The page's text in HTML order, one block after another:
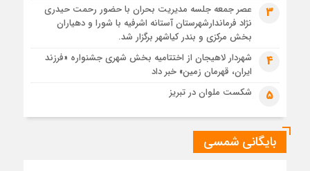
تصاویر هوایی مراسم تشییع پیکر مطهر آقای شهید ایران – مشهد
مراسم تشییع پیکر مطهر آقای شهید ایران – مشهد
تصاویری از تراکم جمعیت حاضر در میدان ثورهالعشرین نجف
اشرف
3
عصر جمعه جلسه مدیریت بحران با حضور رحمت حیدری
نژاد فرماندارشهرستان آستانه اشرفیه با شورا و دهیاران
بخش مرکزی و بندر کیاشهر برگزار شد.
4
شهردار لاهیجان از اختتامیه بخش شهری جشنواره «فرزند
ایران، قهرمان زمین» خبر داد
5 شکست ملوان در تبریز
بایگانی شمسی